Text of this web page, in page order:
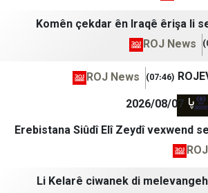
بیت (ع)
اليوم الثامن
صحيفة 4 مايو
Komên çekdar ên
ROJ News
Erebistana Siûdî Elî
Li Kelarê ciwanek